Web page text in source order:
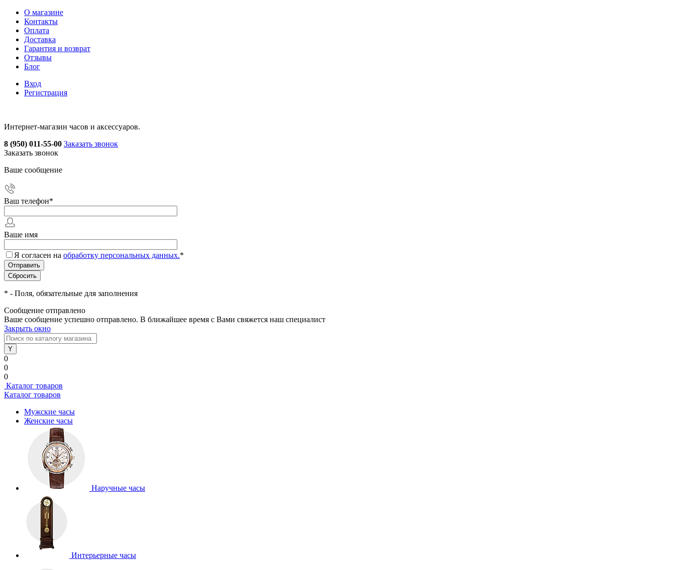
О магазине
Контакты
Оплата
Доставка
Гарантия и возврат
Отзывы
Блог
Вход
Регистрация
Интернет-магазин часов и аксессуаров.
8 (950) 011-55-00 Заказать звонок
Заказать звонок
Ваше сообщение
Ваш телефон*
Ваше имя
Я согласен на обработку персональных данных.*
* - Поля, обязательные для заполнения
Сообщение отправлено
Ваше сообщение успешно отправлено. В ближайшее время с Вами свяжется наш специалист
Закрыть окно
0
0
0
Каталог товаров
Каталог товаров
Мужские часы
Женские часы
Наручные часы
Интерьерные часы